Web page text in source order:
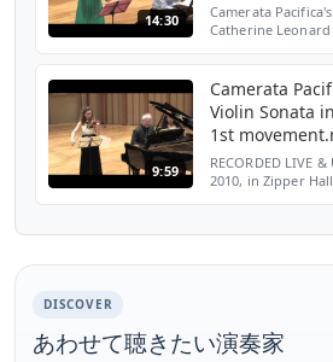
14:30
Camerata
Catherine
the Colbur...
9:59
Camerata
Violin Sonata
1st
RECORDED LIVE
2010, in Zipper
Sonata. Camerata
DISCOVER
あわせて聴きたい演奏家